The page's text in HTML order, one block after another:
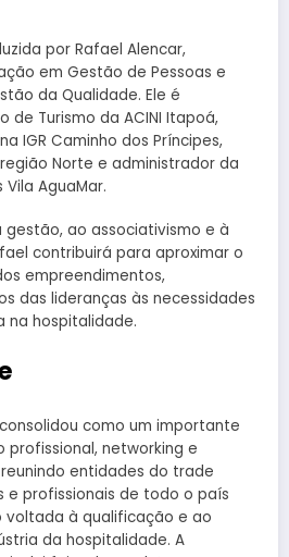
por Rafael Alencar,
em Gestão de Pessoas e
da Qualidade. Ele é
de Turismo da ACINI Itapoá,
IGR Caminho dos Príncipes,
Norte e administrador da
AguaMar.
ao associativismo e à
contribuirá para aproximar o
empreendimentos,
das lideranças às necessidades
na hospitalidade.
como um importante
networking e
entidades do trade
e profissionais de todo o país
voltada à qualificação e ao
da hospitalidade. A